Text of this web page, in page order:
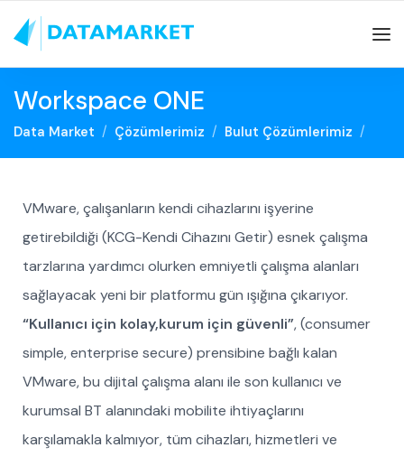
Workspace ONE
Data Market Çözümlerimiz Bulut Çözümlerimiz
VMware, çalışanların kendi cihazlarını işyerine
getirebildiği (KCG-Kendi Cihazını Getir) esnek çalışma
tarzlarına yardımcı olurken emniyetli çalışma alanları
sağlayacak yeni bir platformu gün ışığına çıkarıyor.
“Kullanıcı için kolay,kurum için güvenli”, (consumer
simple, enterprise secure) prensibine bağlı kalan
VMware, bu dijital çalışma alanı ile son kullanıcı ve
kurumsal BT alanındaki mobilite ihtiyaçlarını
karşılamakla kalmıyor, tüm cihazları, hizmetleri ve